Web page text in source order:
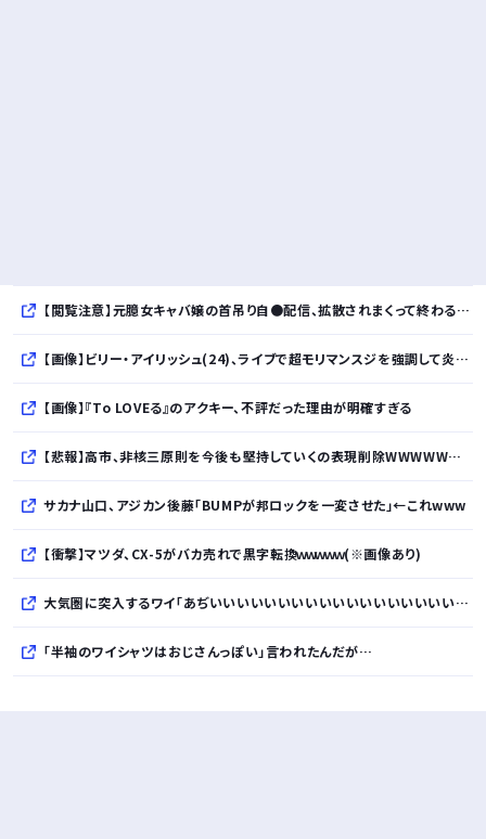
【閲覧注意】元臆女キャバ嬢の首吊り自●配信、拡散されまくって終わるｗｗｗｗｗｗｗ
【画像】ビリー・アイリッシュ(24)、ライブで超モリマンスジを強調して炎上ｗｗｗｗｗｗｗｗ
【画像】『To LOVEる』のアクキー、不評だった理由が明確すぎる
【悲報】高市、非核三原則を今後も堅持していくの表現削除WWWWWWWWWWWWWWWWWWWWWWWWWWWWWWWWWWWWWWWWWW
サカナ山口、アジカン後藤「BUMPが邦ロックを一変させた」←これwww
【衝撃】マツダ、CX-5がバカ売れで黒字転換ｗｗｗｗｗ(※画像あり)
大気圏に突入するワイ「あぢいいいいいいいいいいいいいいいいいい！！！！」
「半袖のワイシャツはおじさんっぽい」言われたんだが…